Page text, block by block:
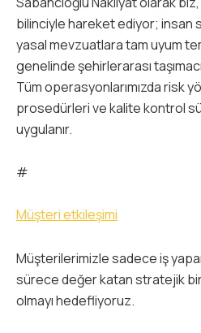
bilinciyle hareket ediyor; insan
yasal mevzuatlara tam uyum
genelinde şehirlerarası
Tüm operasyonlarımızda risk
prosedürleri ve kalite kontrol
uygulanır.
#
Müşteri etkileşimi
Müşterilerimizle sadece iş
sürece değer katan stratejik
olmayı hedefliyoruz.